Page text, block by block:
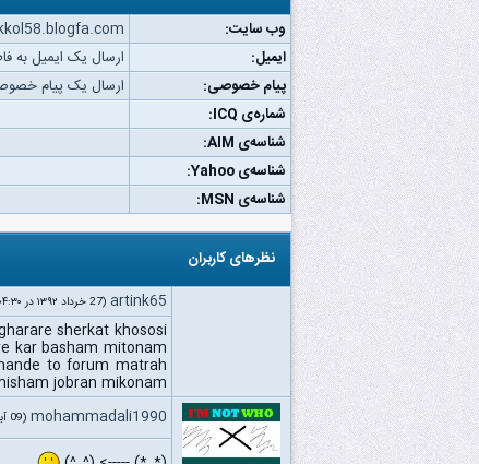
وب‌ سایت:
ایمیل:
ارسال یک ایمیل به
پیام خصوصی:
ارسال یک پیام
شماره‌ی ICQ:
شناسه‌ی AIM:
شناسه‌ی Yahoo:
شناسه‌ی MSN:
نظرهای کاربران
artink65 (27 خرداد ۱۳۹۲ در ۰۴:۳۰ ق.ظ)
sherkat khososi
kar basham mitonam
to forum matrah
jobran mikonam
mohammadali1990 (09 آبان ۱۳۹۱ در ۰۴:۵۵ ق.ظ)